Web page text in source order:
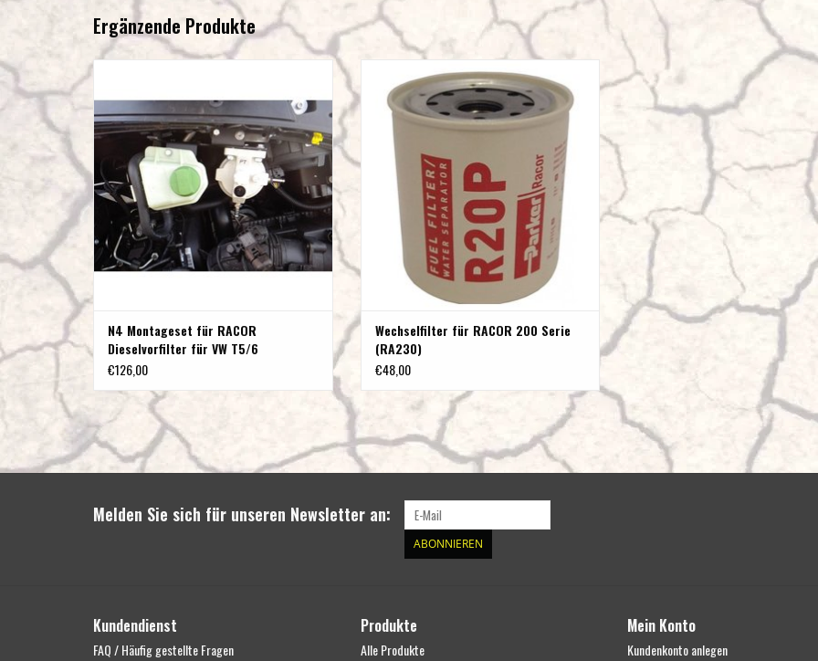
Ergänzende Produkte
ZUM WARENKORB HINZUFÜGEN
N4 Montageset für RACOR
Dieselvorfilter für VW T5/6
€126,00
Wechselfilter für RACOR 200 Serie (RA230)
ZUM WARENKORB HINZUFÜGEN
Wechselfilter für RACOR 200 Serie
(RA230)
€48,00
Melden Sie sich für unseren Newsletter an:
ABONNIEREN
Kundendienst
FAQ / Häufig gestellte Fragen
Produkte
Alle Produkte
Mein Konto
Kundenkonto anlegen